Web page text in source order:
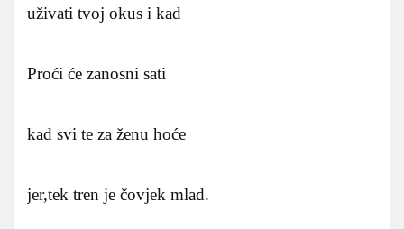
uživati tvoj okus i kad
Proći će zanosni sati
kad svi te za ženu hoće
jer,tek tren je čovjek mlad.